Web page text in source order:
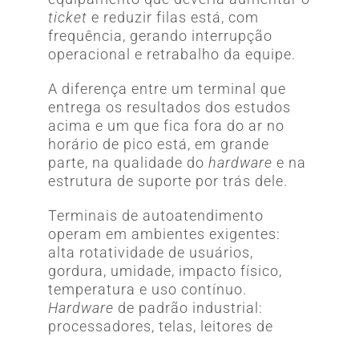
ticket e reduzir filas está, com
frequência, gerando interrupção
operacional e retrabalho da equipe.
A diferença entre um terminal que
entrega os resultados dos estudos
acima e um que fica fora do ar no
horário de pico está, em grande
parte, na qualidade do hardware e na
estrutura de suporte por trás dele.
Terminais de autoatendimento
operam em ambientes exigentes:
alta rotatividade de usuários,
gordura, umidade, impacto físico,
temperatura e uso contínuo.
Hardware de padrão industrial:
processadores, telas, leitores de